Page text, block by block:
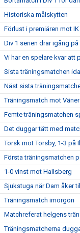
Historiska målskytten
Förlust i premiären mot
Div 1 serien drar igång
Vi har en spelare kvar att
Sista träningsmatchen
Näst sista
Träningsmatch mot
Femte träningsmatchen
Det duggar tätt med
Torsk mot Torsby, 1-3 på
Första träningsmatchen
1-0 vinst mot Hallsberg
Sjukstuga när Dam åker
Träningsmatch imorgon
Matchreferat helgens
Träningsmatcherna